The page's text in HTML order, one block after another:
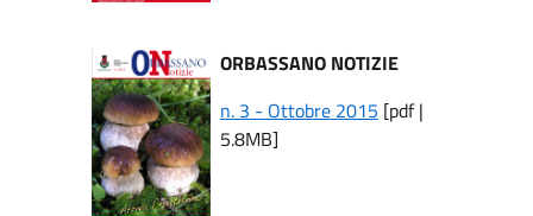
ORBASSANO NOTIZIE
n. 3 - Ottobre 2015 [pdf |
5.8MB]